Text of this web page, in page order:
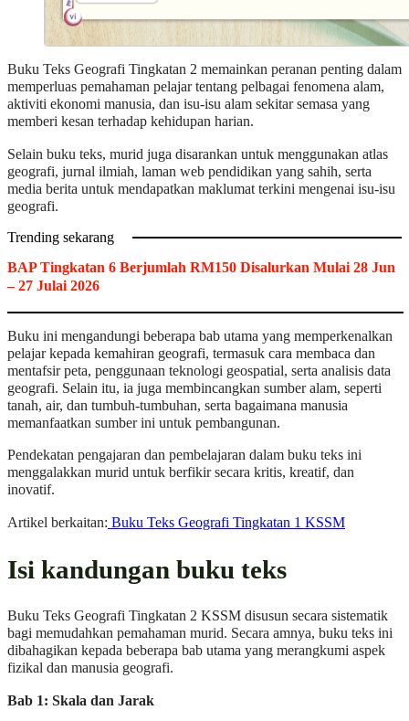
Buku Teks Geografi Tingkatan 2 memainkan peranan penting dalam
memperluas pemahaman pelajar tentang pelbagai fenomena alam,
aktiviti ekonomi manusia, dan isu-isu alam sekitar semasa yang
memberi kesan terhadap kehidupan harian.
Selain buku teks, murid juga disarankan untuk menggunakan atlas
geografi, jurnal ilmiah, laman web pendidikan yang sahih, serta
media berita untuk mendapatkan maklumat terkini mengenai isu-isu
geografi.
Trending sekarang
BAP Tingkatan 6 Berjumlah RM150 Disalurkan Mulai 28 Jun
– 27 Julai 2026
Buku ini mengandungi beberapa bab utama yang memperkenalkan
pelajar kepada kemahiran geografi, termasuk cara membaca dan
mentafsir peta, penggunaan teknologi geospatial, serta analisis data
geografi. Selain itu, ia juga membincangkan sumber alam, seperti
tanah, air, dan tumbuh-tumbuhan, serta bagaimana manusia
memanfaatkan sumber ini untuk pembangunan.
Pendekatan pengajaran dan pembelajaran dalam buku teks ini
menggalakkan murid untuk berfikir secara kritis, kreatif, dan
inovatif.
Artikel berkaitan: Buku Teks Geografi Tingkatan 1 KSSM
Isi kandungan buku teks
Buku Teks Geografi Tingkatan 2 KSSM disusun secara sistematik
bagi memudahkan pemahaman murid. Secara amnya, buku teks ini
dibahagikan kepada beberapa bab utama yang merangkumi aspek
fizikal dan manusia geografi.
Bab 1: Skala dan Jarak